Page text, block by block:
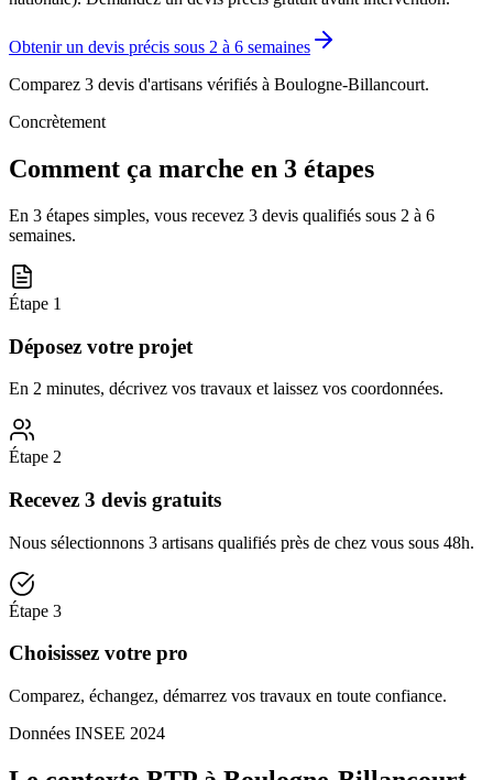
Obtenir un devis précis sous 2 à 6 semaines
Comparez 3 devis d'artisans vérifiés à Boulogne-Billancourt.
Concrètement
Comment ça marche en 3 étapes
En 3 étapes simples, vous recevez 3 devis qualifiés sous 2 à 6
semaines.
Étape 1
Déposez votre projet
En 2 minutes, décrivez vos travaux et laissez vos coordonnées.
Étape 2
Recevez 3 devis gratuits
Nous sélectionnons 3 artisans qualifiés près de chez vous sous 48h.
Étape 3
Choisissez votre pro
Comparez, échangez, démarrez vos travaux en toute confiance.
Données INSEE 2024